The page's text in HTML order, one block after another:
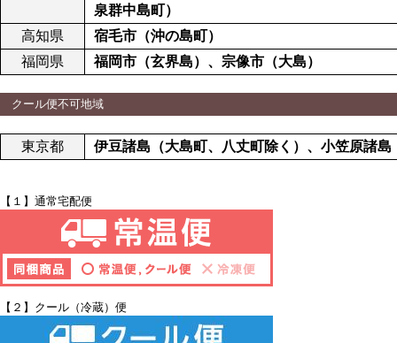
泉群中島町）
高知県
宿毛市（沖の島町）
福岡県
福岡市（玄界島）、宗像市（大島）
クール便不可地域
東京都 伊豆諸島（大島町、八丈町除く）、小笠原諸島
【１】 通常宅配便
【２】クール（冷蔵）便